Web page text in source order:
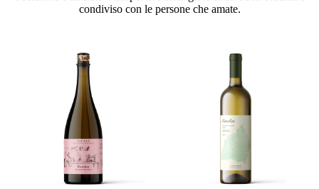
condiviso con le persone che amate.